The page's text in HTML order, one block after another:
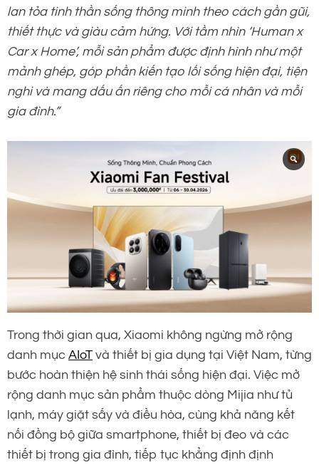
lan tỏa tinh thần sống thông minh theo cách gần gũi,
thiết thực và giàu cảm hứng. Với tầm nhìn ‘Human x
Car x Home’, mỗi sản phẩm được định hình như một
mảnh ghép, góp phần kiến tạo lối sống hiện đại, tiện
nghi và mang dấu ấn riêng cho mỗi cá nhân và mỗi
gia đình.”
Trong thời gian qua, Xiaomi không ngừng mở rộng
danh mục AIoT và thiết bị gia dụng tại Việt Nam, từng
bước hoàn thiện hệ sinh thái sống hiện đại. Việc mở
rộng danh mục sản phẩm thuộc dòng Mijia như tủ
lạnh, máy giặt sấy và điều hòa, cùng khả năng kết
nối đồng bộ giữa smartphone, thiết bị đeo và các
thiết bị trong gia đình, tiếp tục khẳng định định